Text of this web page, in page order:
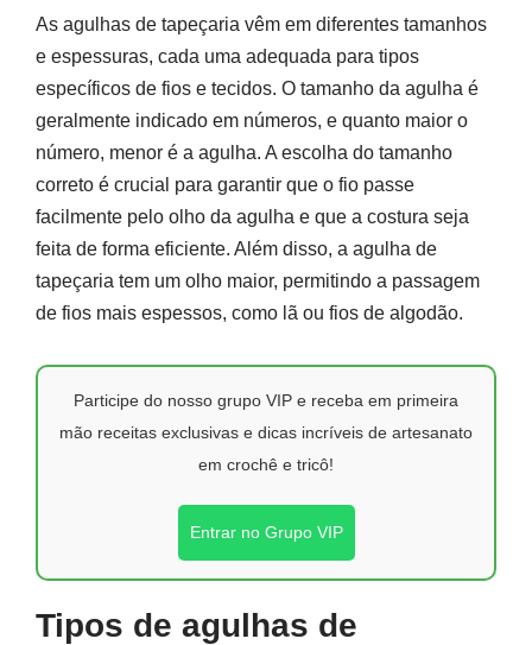
As agulhas de tapeçaria vêm em diferentes tamanhos
e espessuras, cada uma adequada para tipos
específicos de fios e tecidos. O tamanho da agulha é
geralmente indicado em números, e quanto maior o
número, menor é a agulha. A escolha do tamanho
correto é crucial para garantir que o fio passe
facilmente pelo olho da agulha e que a costura seja
feita de forma eficiente. Além disso, a agulha de
tapeçaria tem um olho maior, permitindo a passagem
de fios mais espessos, como lã ou fios de algodão.
Participe do nosso grupo VIP e receba em primeira
mão receitas exclusivas e dicas incríveis de artesanato
em crochê e tricô!
Entrar no Grupo VIP
Tipos de agulhas de